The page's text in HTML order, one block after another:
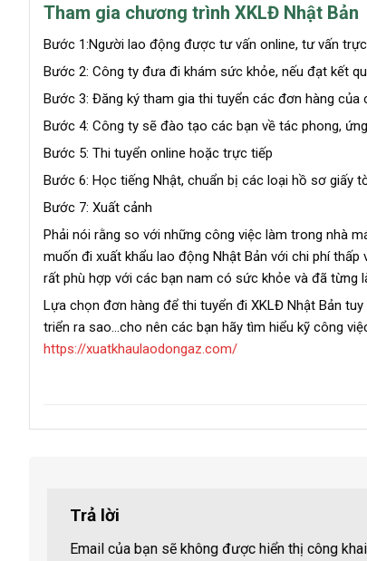
Tham gia chương trình XKLĐ Nhật Bản
Bước 1:Người lao động được tư vấn online, tư vấn trực
Bước 2: Công ty đưa đi khám sức khỏe, nếu đạt kết
Bước 3: Đăng ký tham gia thi tuyển các đơn hàng
Bước 4: Công ty sẽ đào tạo các bạn về tác phong,
Bước 5: Thi tuyển online hoặc trực tiếp
Bước 6: Học tiếng Nhật, chuẩn bị các loại hồ sơ giấy
Bước 7: Xuất cảnh
Phải nói rằng so với những công việc làm trong nhà
muốn đi xuất khẩu lao động Nhật Bản với chi phí
rất phù hợp với các bạn nam có sức khỏe và đã từng
Lựa chọn đơn hàng để thi tuyển đi XKLĐ Nhật Bản
triển ra sao…cho nên các bạn hãy tìm hiểu kỹ công
https://xuatkhaulaodongaz.com/
Trả lời
Email của bạn sẽ không được hiển thị công